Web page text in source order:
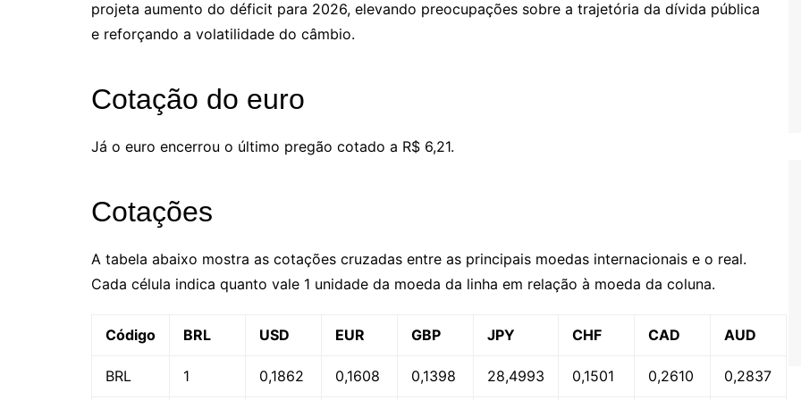
projeta aumento do déficit para 2026, elevando preocupações sobre a trajetória da dívida pública
e reforçando a volatilidade do câmbio.
Cotação do euro
Já o euro encerrou o último pregão cotado a R$ 6,21.
Cotações
A tabela abaixo mostra as cotações cruzadas entre as principais moedas internacionais e o real.
Cada célula indica quanto vale 1 unidade da moeda da linha em relação à moeda da coluna.
Código BRL USD EUR GBP JPY CHF CAD AUD
BRL 1 0,1862 0,1608 0,1398 28,4993 0,1501 0,2610 0,2837